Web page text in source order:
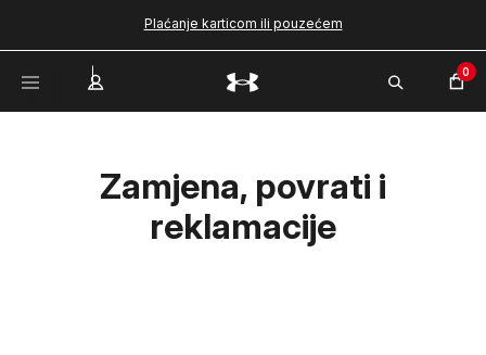
Plaćanje karticom ili pouzećem
0
Zamjena, povrati i
reklamacije